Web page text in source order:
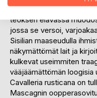
antaa
teoksen elävässä
jossa se versoi,
Sisilian maaseudulla
näkymättömät lait ja
kulkevat useimmiten
vääjäämättömän loogisia
Cavalleria rusticana on
Mascagnin